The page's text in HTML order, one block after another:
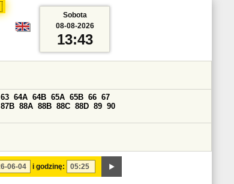
i godzinę:
63 64A 64B 65A 65B 66 67
87B 88A 88B 88C 88D 89 90
Sobota
08-08-2026
13:43